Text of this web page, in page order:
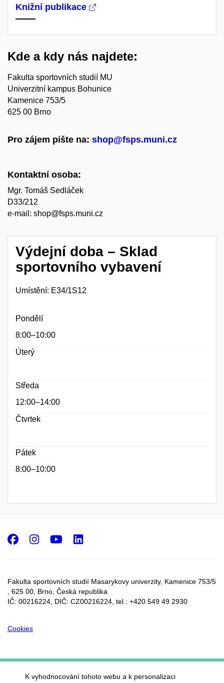
Knižní publikace
Kde a kdy nás najdete:
Fakulta sportovních studií MU
Univerzitní kampus Bohunice
Kamenice 753/5
625 00 Brno
Pro zájem pište na: shop@fsps.muni.cz
Kontaktní osoba:
Mgr. Tomáš Sedláček
D33/212
e-mail: shop@fsps.muni.cz
Výdejní doba – Sklad
sportovního vybavení
Umístění: E34/1S12
Pondělí
8:00–10:00
Úterý
Středa
12:00–14:00
Čtvrtek
Pátek
8:00–10:00
Fakulta sportovních studií Masarykovy univerzity, Kamenice 753/5​
, 625 00, Brno, Česká republika
IČ: 00216224, DIČ: CZ00216224, tel.: +420 549 49 2930
Cookies
Facebook
Instagram
Youtube
K vyhodnocování tohoto webu a k personalizaci